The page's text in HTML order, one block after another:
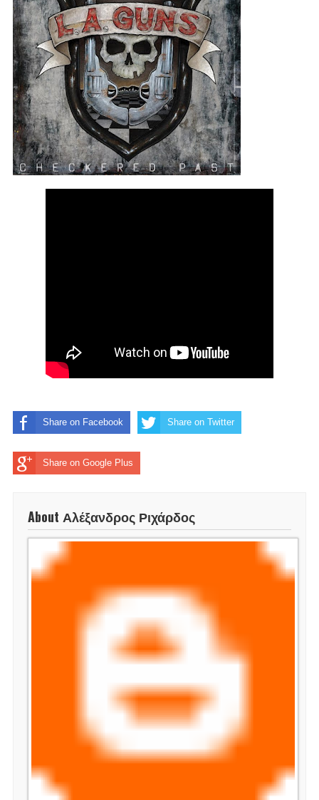
Share on Facebook Share on Twitter
Share on Google Plus
About Αλέξανδρος Ριχάρδος